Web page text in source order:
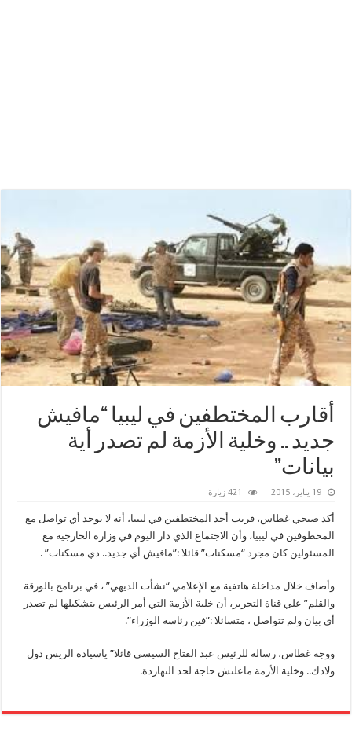
أقارب المختطفين في ليبيا “مافيش
جديد .. وخلية الأزمة لم تصدر أية
بيانات”
19 يناير، 2015 421 زيارة
أكد صبحي غطاس، قريب أحد المختطفين في ليبيا، أنه لا يوجد أي تواصل مع
المخطوفين في ليبيا، وأن الاجتماع الذي دار اليوم في وزارة الخارجية مع
المسئولين كان مجرد “مسكنات” قائلا :”مافيش أي جديد.. دي مسكنات” .
وأضاف خلال مداخلة هاتفية مع الإعلامي “نشأت الديهي” ، في برنامج بالورقة
والقلم” علي قناة التحرير، أن خلية الأزمة التي أمر الرئيس بتشكيلها لم تصدر
أي بيان ولم تتواصل ، متسائلا :”فين رئاسة الوزراء”.
ووجه غطاس، رسالة للرئيس عبد الفتاح السيسي قائلا” ياسيادة الريس دول
ولادك.. وخلية الأزمة ماعلتش حاجة لحد النهاردة.